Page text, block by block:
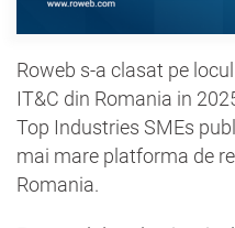
Roweb s-a clasat pe
IT&C din Romania in
Top Industries SMEs
mai mare platforma de
Romania.